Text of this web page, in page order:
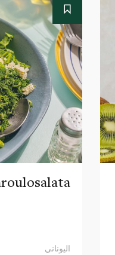
اليوناني